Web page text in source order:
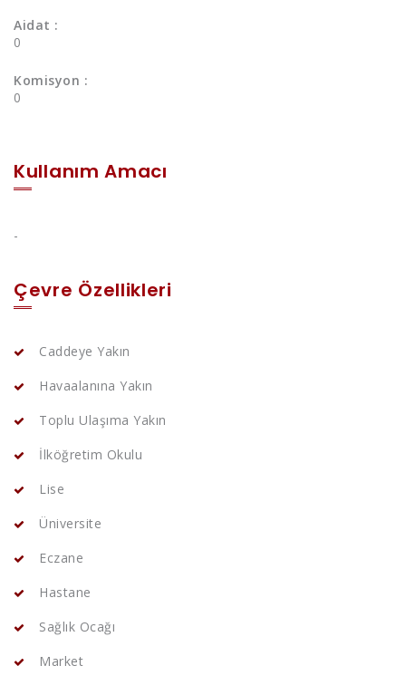
Aidat :
0
Komisyon :
0
Kullanım Amacı
-
Çevre Özellikleri
Caddeye Yakın
Havaalanına Yakın
Toplu Ulaşıma Yakın
İlköğretim Okulu
Lise
Üniversite
Eczane
Hastane
Sağlık Ocağı
Market